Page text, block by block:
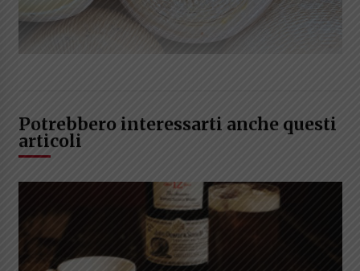
Potrebbero interessarti anche questi
articoli